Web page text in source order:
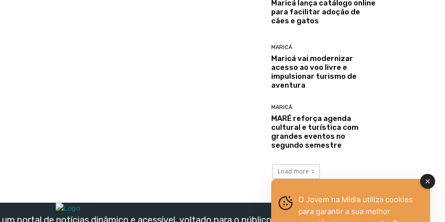
Maricá lança catálogo online
para facilitar adoção de
cães e gatos
MARICÁ
Maricá vai modernizar
acesso ao voo livre e
impulsionar turismo de
aventura
MARICÁ
MARÉ reforça agenda
cultural e turística com
grandes eventos no
segundo semestre
Load more
um portal de notícias dinâmico e acessível, voltado para o público jovem,
O Jovem na Mídia utiliza cookies
para garantir a sua melhor